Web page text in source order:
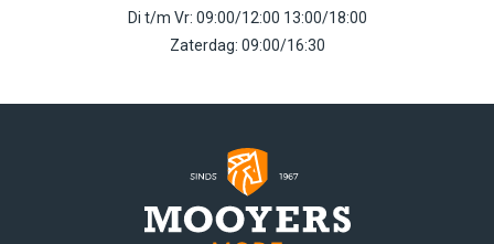
Di t/m Vr: 09:00/12:00 13:00/18:00
Zaterdag: 09:00/16:30